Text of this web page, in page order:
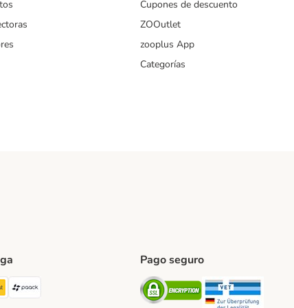
Cupones de descuento
ZOOutlet
zooplus App
Categorías
MethodShipping Method
InPost Shipping Method
paack Shipping Method
Pago seguro
Security